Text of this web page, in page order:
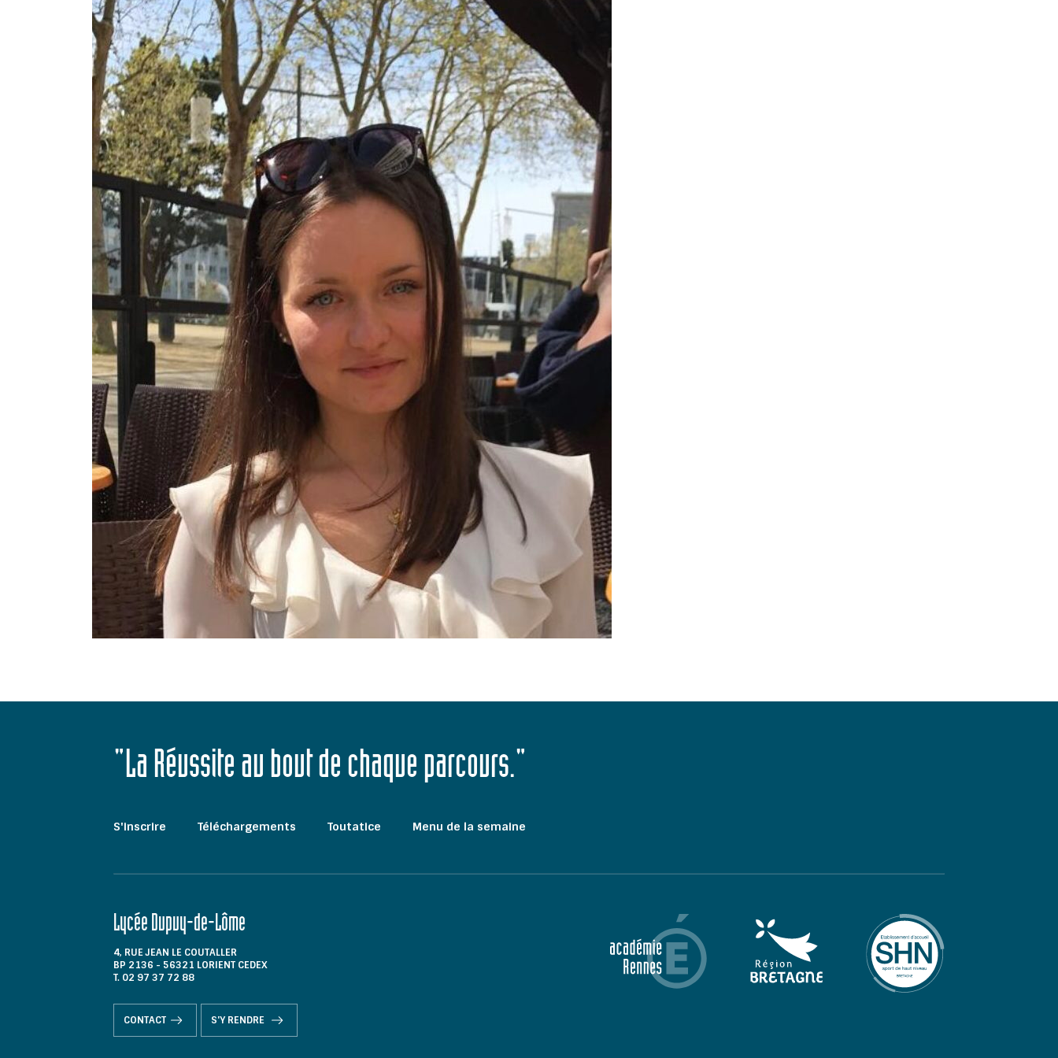
"La Réussite au bout de chaque parcours."
S'inscrire Téléchargements Toutatice Menu de la semaine
Lycée Dupuy-de-Lôme
4, RUE JEAN LE COUTALLER
BP 2136 - 56321 LORIENT CEDEX
T. 02 97 37 72 88
CONTACT S'Y RENDRE